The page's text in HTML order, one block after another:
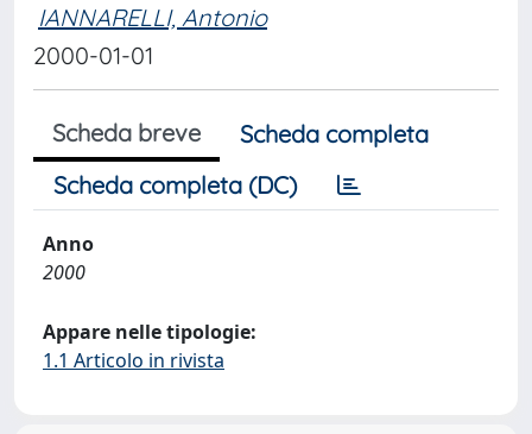
IANNARELLI, Antonio
2000-01-01
Scheda breve
Scheda completa
Scheda completa (DC)
Anno
2000
Appare nelle tipologie:
1.1 Articolo in rivista